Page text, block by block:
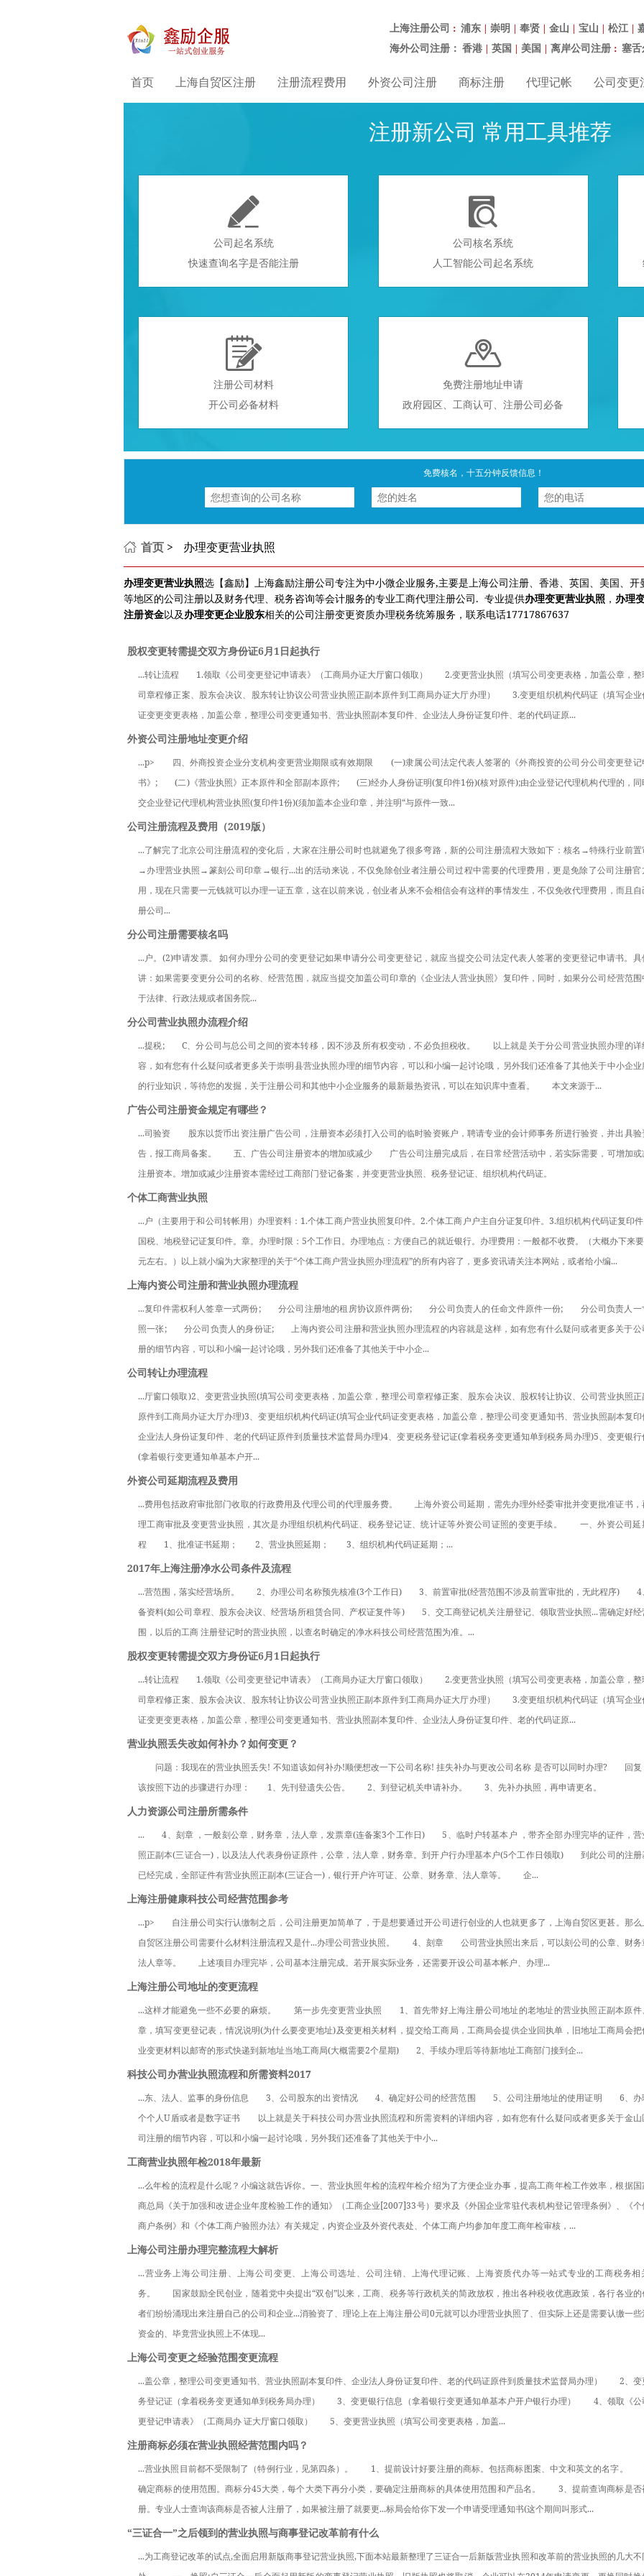
上海注册公司 ： 浦东 | 崇明 | 奉贤 | 金山 | 宝山 | 松江 |
海外公司注册： 香港 | 英国 | 美国 | 离岸公司注册 ： 塞
首页 上海自贸区注册 注册流程费用 外资公司注册 商标注册 代理记帐 公司变更
注册新公司 常用工具推荐

公司起名系统
快速查询名字是否能注册

公司核名系统
人工智能公司起名系统

注册公司材料
开公司必备材料

免费注册地址申请
政府园区、工商认可、注册公司必备
免费核名，十五分钟反馈信息！
首页 > 办理变更营业执照
办理变更营业执照选【鑫励】上海鑫励注册公司专注为中小微企业服务,主要是上海公司注册、香港、英国、美国、开
等地区的公司注册以及财务代理、税务咨询等会计服务的专业工商代理注册公司. 专业提供办理变更营业执照 ， 办理
注册资金以及办理变更企业股东相关的公司注册变更资质办理税务统筹服务，联系电话17717867637
股权变更转需提交双方身份证6月1日起执行
...转让流程　　1.领取《公司变更登记申请表》（工商局办证大厅窗口领取）　　2.变更营业执照（填写公司变更表格，加盖公章，
司章程修正案、股东会决议、股东转让协议公司营业执照正副本原件到工商局办证大厅办理）　　3.变更组织机构代码证（填写企业
证变更变更表格，加盖公章，整理公司变更通知书、营业执照副本复印件、企业法人身份证复印件、老的代码证原...
外资公司注册地址变更介绍
...p>　　四、外商投资企业分支机构变更营业期限或有效期限　　(一)隶属公司法定代表人签署的《外商投资的公司分公司变更登记
书》;　　(二)《营业执照》正本原件和全部副本原件;　　(三)经办人身份证明(复印件1份)(核对原件);由企业登记代理机构代理的，同
交企业登记代理机构营业执照(复印件1份)(须加盖本企业印章，并注明“与原件一致...
公司注册流程及费用（2019版）
...了解完了北京公司注册流程的变化后，大家在注册公司时也就避免了很多弯路，新的公司注册流程大致如下：核名→特殊行业前置
→办理营业执照→篆刻公司印章→银行...出的活动来说，不仅免除创业者注册公司过程中需要的代理费用，更是免除了公司注册官
用，现在只需要一元钱就可以办理一证五章，这在以前来说，创业者从来不会相信会有这样的事情发生，不仅免收代理费用，而且自
册公司...
分公司注册需要核名吗
...户。(2)申请发票。 如何办理分公司的变更登记如果申请分公司变更登记，就应当提交公司法定代表人签署的变更登记申请书。具
讲：如果需要变更分公司的名称、经营范围，就应当提交加盖公司印章的《企业法人营业执照》复印件，同时，如果分公司经营范围
于法律、行政法规或者国务院...
分公司营业执照办流程介绍
...提税;　　C、分公司与总公司之间的资本转移，因不涉及所有权变动，不必负担税收。　　以上就是关于分公司营业执照办理的详
容，如有您有什么疑问或者更多关于崇明县营业执照办理的细节内容，可以和小编一起讨论哦，另外我们还准备了其他关于中小企业
的行业知识，等待您的发掘，关于注册公司和其他中小企业服务的最新最热资讯，可以在知识库中查看。　　本文来源于...
广告公司注册资金规定有哪些？
...司验资　　股东以货币出资注册广告公司，注册资本必须打入公司的临时验资账户，聘请专业的会计师事务所进行验资，并出具验
告，报工商局备案。　　五、广告公司注册资本的增加或减少　　广告公司注册完成后，在日常经营活动中，若实际需要，可增加或
注册资本。增加或减少注册资本需经过工商部门登记备案，并变更营业执照、税务登记证、组织机构代码证。
个体工商营业执照
...户（主要用于和公司转帐用）办理资料：1.个体工商户营业执照复印件。2.个体工商户户主自分证复印件。3.组织机构代码证复印
国税、地税登记证复印件。章。办理时限：5个工作日。办理地点：方便自己的就近银行。办理费用：一般都不收费。（大概办下来
元左右。）以上就小编为大家整理的关于“个体工商户营业执照办理流程”的所有内容了，更多资讯请关注本网站，或者给小编...
上海内资公司注册和营业执照办理流程
...复印件需权利人签章一式两份;　　分公司注册地的租房协议原件两份;　　分公司负责人的任命文件原件一份;　　分公司负责人一
照一张;　　分公司负责人的身份证;　　上海内资公司注册和营业执照办理流程的内容就是这样，如有您有什么疑问或者更多关于公
册的细节内容，可以和小编一起讨论哦，另外我们还准备了其他关于中小企...
公司转让办理流程
...厅窗口领取)2、变更营业执照(填写公司变更表格，加盖公章，整理公司章程修正案、股东会决议、股权转让协议、公司营业执照正
原件到工商局办证大厅办理)3、变更组织机构代码证(填写企业代码证变更表格，加盖公章，整理公司变更通知书、营业执照副本复印
企业法人身份证复印件、老的代码证原件到质量技术监督局办理)4、变更税务登记证(拿着税务变更通知单到税务局办理)5、变更银行
(拿着银行变更通知单基本户开...
外资公司延期流程及费用
...费用包括政府审批部门收取的行政费用及代理公司的代理服务费。　　上海外资公司延期，需先办理外经委审批并变更批准证书，
理工商审批及变更营业执照，其次是办理组织机构代码证、税务登记证、统计证等外资公司证照的变更手续。　　一、外资公司延
程　　1、批准证书延期；　　2、营业执照延期；　　3、组织机构代码证延期；...
2017年上海注册净水公司条件及流程
...营范围，落实经营场所。　　2、办理公司名称预先核准(3个工作日)　　3、前置审批(经营范围不涉及前置审批的，无此程序)　　
备资料(如公司章程、股东会决议、经营场所租赁合同、产权证复件等)　　5、交工商登记机关注册登记、领取营业执照...需确定好经
围，以后的工商 注册登记时的营业执照，以查名时确定的净水科技公司经营范围为准。...
股权变更转需提交双方身份证6月1日起执行
...转让流程　　1.领取《公司变更登记申请表》（工商局办证大厅窗口领取）　　2.变更营业执照（填写公司变更表格，加盖公章，
司章程修正案、股东会决议、股东转让协议公司营业执照正副本原件到工商局办证大厅办理）　　3.变更组织机构代码证（填写企业
证变更变更表格，加盖公章，整理公司变更通知书、营业执照副本复印件、企业法人身份证复印件、老的代码证原...
营业执照丢失改如何补办？如何变更？
问题：我现在的营业执照丢失! 不知道该如何补办!顺便想改一下公司名称! 挂失补办与更改公司名称 是否可以同时办理?　　回复
该按照下边的步骤进行办理：　　1、先刊登遗失公告。　　2、到登记机关申请补办。　　3、先补办执照，再申请更名。
人力资源公司注册所需条件
...　　4、刻章 ，一般刻公章，财务章，法人章，发票章(连备案3个工作日)　　5、临时户转基本户 ，带齐全部办理完毕的证件，营
照正副本(三证合一)，以及法人代表身份证原件，公章，法人章，财务章。到开户行办理基本户(5个工作日领取)　　到此公司的注册
已经完成，全部证件有营业执照正副本(三证合一)，银行开户许可证、公章、财务章、法人章等。　　企...
上海注册健康科技公司经营范围参考
...p>　　自注册公司实行认缴制之后，公司注册更加简单了，于是想要通过开公司进行创业的人也就更多了，上海自贸区更甚。那么
自贸区注册公司需要什么材料注册流程又是什...办理公司营业执照。　　4、刻章　　公司营业执照出来后，可以刻公司的公章、财务
法人章等。　　上述项目办理完毕，公司基本注册完成。若开展实际业务，还需要开设公司基本帐户、办理...
上海注册公司地址的变更流程
...这样才能避免一些不必要的麻烦。　　第一步先变更营业执照　　1、首先带好上海注册公司地址的老地址的营业执照正副本原件
章，填写变更登记表，情况说明(为什么要变更地址)及变更相关材料，提交给工商局，工商局会提供企业回执单，旧地址工商局会把
业变更材料以邮寄的形式快递到新地址当地工商局(大概需要2个星期)　　2、手续办理后等待新地址工商部门接到企...
科技公司办营业执照流程和所需资料2017
...东、法人、监事的身份信息　　3、公司股东的出资情况　　4、确定好公司的经营范围　　5、公司注册地址的使用证明　　6、办
个个人U盾或者是数字证书　　以上就是关于科技公司办营业执照流程和所需资料的详细内容，如有您有什么疑问或者更多关于金山
司注册的细节内容，可以和小编一起讨论哦，另外我们还准备了其他关于中小...
工商营业执照年检2018年最新
...么年检的流程是什么呢？小编这就告诉你。一、营业执照年检的流程年检介绍为了方便企业办事，提高工商年检工作效率，根据国
商总局《关于加强和改进企业年度检验工作的通知》（工商企业[2007]33号）要求及《外国企业常驻代表机构登记管理条例》、《个
商户条例》和《个体工商户验照办法》有关规定，内资企业及外资代表处、个体工商户均参加年度工商年检审核，...
上海公司注册办理完整流程大解析
...营业务上海公司注册、上海公司变更、上海公司选址、公司注销、上海代理记账、上海资质代办等一站式专业的工商税务相
务。　　国家鼓励全民创业，随着党中央提出“双创”以来，工商、税务等行政机关的简政放权，推出各种税收优惠政策，各行各业的
者们纷纷涌现出来注册自己的公司和企业...消验资了、理论上在上海注册公司0元就可以办理营业执照了、但实际上还是需要认缴一些
资金的、毕竟营业执照上不体现...
上海公司变更之经验范围变更流程
...盖公章，整理公司变更通知书、营业执照副本复印件、企业法人身份证复印件、老的代码证原件到质量技术监督局办理）　　2、
务登记证（拿着税务变更通知单到税务局办理）　　3、变更银行信息（拿着银行变更通知单基本户开户银行办理）　　4、领取《公
更登记申请表》（工商局办 证大厅窗口领取）　　5、变更营业执照（填写公司变更表格，加盖...
注册商标必须在营业执照经营范围内吗？
...营业执照目前都不受限制了（特例行业，见第四条）。　　1、提前设计好要注册的商标。包括商标图案、中文和英文的名字。　　
确定商标的使用范围。商标分45大类，每个大类下再分小类，要确定注册商标的具体使用范围和产品名。　　3、提前查询商标是否
册。专业人士查询该商标是否被人注册了，如果被注册了就要更...标局会给你下发一个申请受理通知书(这个期间叫形式...
“三证合一”之后领到的营业执照与商事登记改革前有什么
...为工商登记改革的试点,全面启用新版商事登记营业执照,下面本站最新整理了三证合一后新版营业执照和改革前的营业执照的几大不